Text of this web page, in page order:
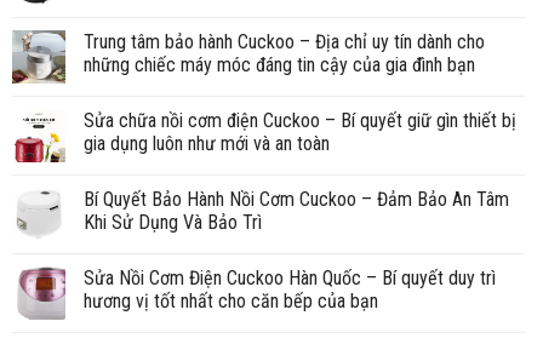
Trung tâm bảo hành Cuckoo – Địa chỉ uy tín dành cho
những chiếc máy móc đáng tin cậy của gia đình bạn
Sửa chữa nồi cơm điện Cuckoo – Bí quyết giữ gìn thiết bị
gia dụng luôn như mới và an toàn
Bí Quyết Bảo Hành Nồi Cơm Cuckoo – Đảm Bảo An Tâm
Khi Sử Dụng Và Bảo Trì
Sửa Nồi Cơm Điện Cuckoo Hàn Quốc – Bí quyết duy trì
hương vị tốt nhất cho căn bếp của bạn